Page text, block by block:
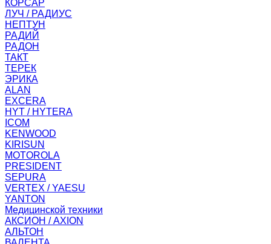
КОРСАР
ЛУЧ / РАДИУС
НЕПТУН
РАДИЙ
РАДОН
ТАКТ
ТЕРЕК
ЭРИКА
ALAN
EXCERA
HYT / HYTERA
ICOM
KENWOOD
KIRISUN
MOTOROLA
PRESIDENT
SEPURA
VERTEX / YAESU
YANTON
Медицинской техники
АКСИОН / AXION
АЛЬТОН